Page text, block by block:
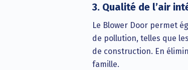
3. Qualité de l’air
Le Blower Door permet
de pollution, telles que
de construction. En
famille.